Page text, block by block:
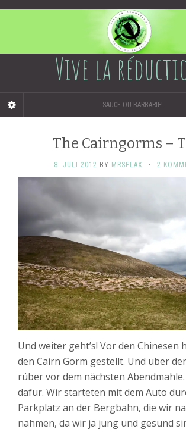
Vive la
SAUCE OU BARBARIE!
The Cairngorms –
8. JULI 2012 BY MRSFLAX · 2
Und weiter geht’s! Vor den Chinesen
den Cairn Gorm gestellt. Und über
rüber vor dem nächsten
dafür. Wir starteten mit dem Auto
Parkplatz an der Bergbahn, die wir
nahmen, da wir ja jung und gesund